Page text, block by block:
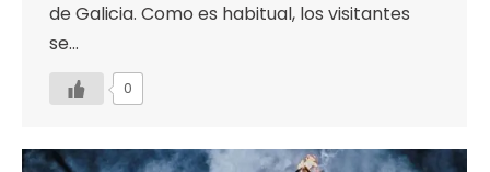
de Galicia. Como es habitual, los visitantes
se…
0